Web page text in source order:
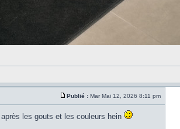
Publié : Mar Mai 12, 2026 8:11 pm
les gouts et les couleurs hein